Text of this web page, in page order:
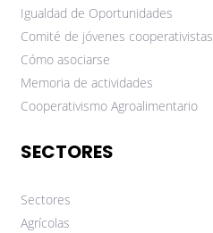
Igualdad de Oportunidades
Comité de jóvenes cooperativistas
Cómo asociarse
Memoria de actividades
Cooperativismo Agroalimentario
SECTORES
Sectores
Agrícolas